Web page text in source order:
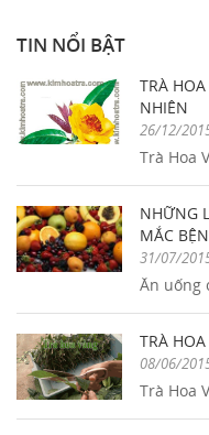
TIN NỔI BẬT
TRÀ
NHIÊN
26/12/
Trà Hoa
NHỮNG
MẮC
31/07/
Ăn uống
TRÀ
08/06/
Trà Hoa